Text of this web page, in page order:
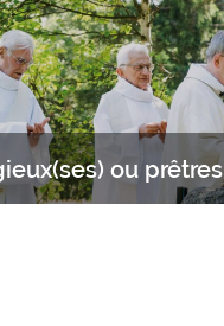
enseignements, jeux et
activités.
ou prêtres